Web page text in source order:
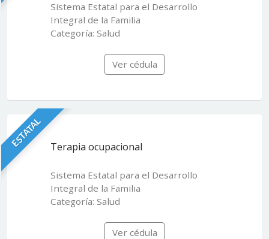
Sistema Estatal para el Desarrollo
Integral de la Familia
Categoría: Salud
Ver cédula
ESTATAL Terapia ocupacional
Sistema Estatal para el Desarrollo
Integral de la Familia
Categoría: Salud
Ver cédula